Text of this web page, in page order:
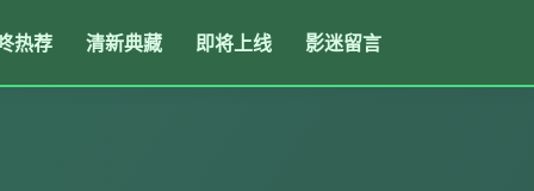
热荐 清新典藏 即将上线 影迷留言